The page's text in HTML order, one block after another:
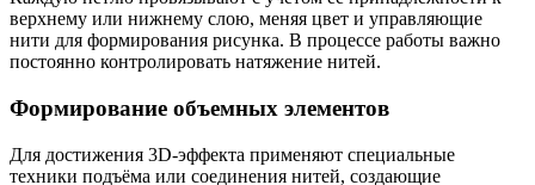
верхнему или нижнему слою, меняя цвет и управляющие
нити для формирования рисунка. В процессе работы важно
постоянно контролировать натяжение нитей.
Формирование объемных элементов
Для достижения 3D-эффекта применяют специальные
техники подъёма или соединения нитей, создающие